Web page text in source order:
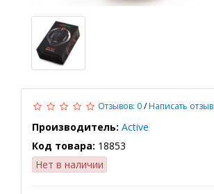
Отзывов: 0/Написать отзыв
Производитель: Active
Код товара: 18853
Нет в наличии